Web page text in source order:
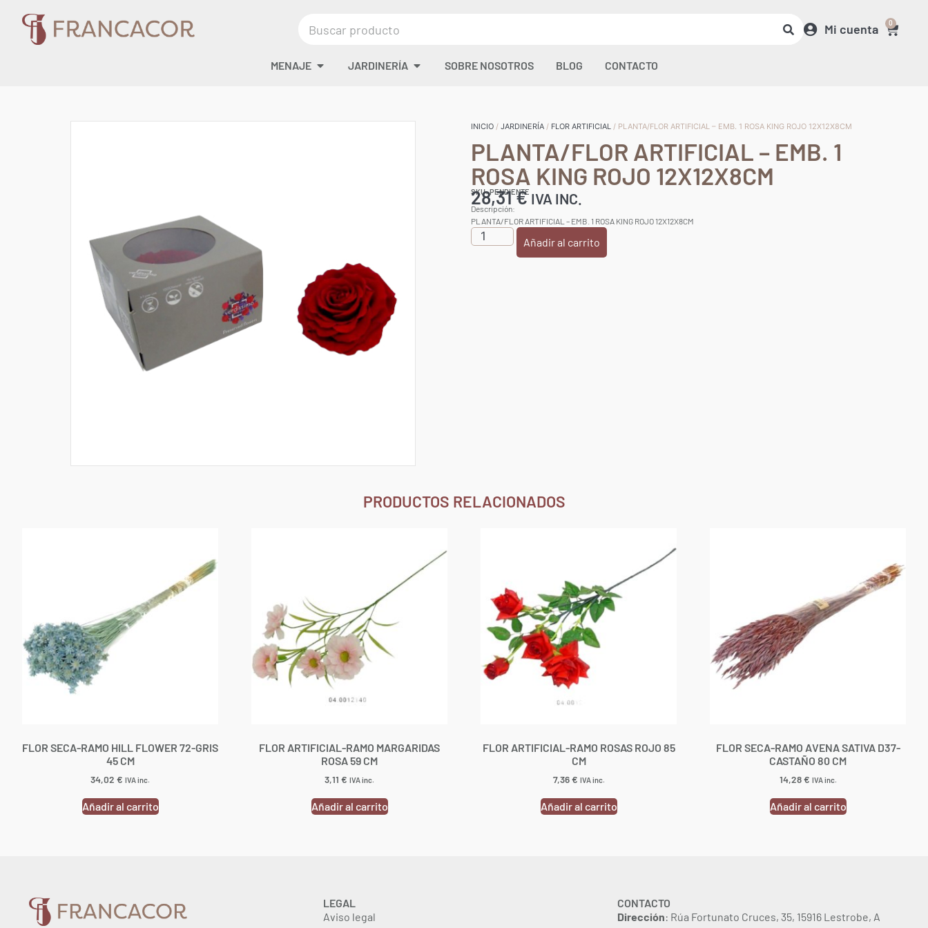
Mi cuenta 0
MENAJE JARDINERÍA SOBRE NOSOTROS BLOG CONTACTO
INICIO / JARDINERÍA / FLOR ARTIFICIAL / PLANTA/FLOR ARTIFICIAL – EMB. 1 ROSA KING ROJO 12X12X8CM
PLANTA/FLOR ARTIFICIAL – EMB. 1
ROSA KING ROJO 12X12X8CM
SKU: PENDIENTE
28,31€ IVA INC.
Descripción:
PLANTA/FLOR ARTIFICIAL – EMB. 1 ROSA KING ROJO 12X12X8CM
Añadir al carrito
PRODUCTOS RELACIONADOS
FLOR SECA-RAMO HILL FLOWER 72-GRIS
45 CM
34,02 € IVA inc.
Añadir al carrito
FLOR ARTIFICIAL-RAMO MARGARIDAS
ROSA 59 CM
3,11 € IVA inc.
Añadir al carrito
FLOR ARTIFICIAL-RAMO ROSAS ROJO 85
CM
7,36€ IVA inc.
Añadir al carrito
FLOR SECA-RAMO AVENA SATIVA D37-
CASTAÑO 80 CM
14,28€ IVA inc.
Añadir al carrito
LEGAL
Aviso legal
CONTACTO
Dirección: Rúa Fortunato Cruces, 35, 15916 Lestrobe, A